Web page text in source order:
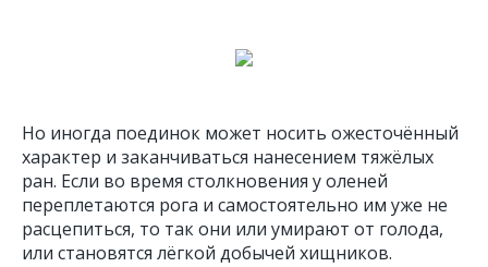
Но иногда поединок может носить ожесточённый
характер и заканчиваться нанесением тяжёлых
ран. Если во время столкновения у оленей
переплетаются рога и самостоятельно им уже не
расцепиться, то так они или умирают от голода,
или становятся лёгкой добычей хищников.